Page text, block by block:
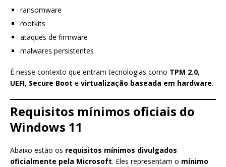
ransomware
rootkits
ataques de firmware
malwares persistentes
É nesse contexto que entram tecnologias como TPM 2.0,
UEFI, Secure Boot e virtualização baseada em hardware.
Requisitos mínimos oficiais do
Windows 11
Abaixo estão os requisitos mínimos divulgados
oficialmente pela Microsoft. Eles representam o mínimo